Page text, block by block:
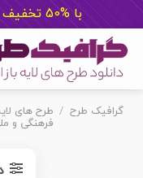
با %50 تخفیف اشتراک بخر
content
گرافیک طرح / طرح های
فرهنگی و